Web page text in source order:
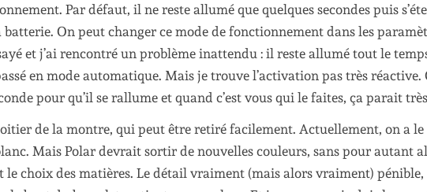
Par défaut, il ne reste allumé que quelques secondes puis
On peut changer ce mode de fonctionnement dans les
et j’ai rencontré un problème inattendu : il reste allumé tout le
en mode automatique. Mais je trouve l’activation pas très réactive.
pour qu’il se rallume et quand c’est vous qui le faites, ça parait
de la montre, qui peut être retiré facilement. Actuellement, on a
Mais Polar devrait sortir de nouvelles couleurs, sans pour autant
choix des matières. Le détail vraiment (mais alors vraiment) pénible,